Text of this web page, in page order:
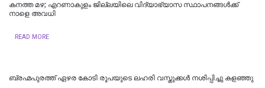
കനത്ത മഴ; എറണാകുളം ജില്ലയിലെ വിദ്യാഭ്യാസ സ്ഥാപനങ്ങൾക്ക്
നാളെ അവധി
READ MORE
ബ്രഹ്മപുരത്ത് ഏഴര കോടി രൂപയുടെ ലഹരി വസ്തുക്കൾ നശിപ്പിച്ചു കളഞ്ഞു